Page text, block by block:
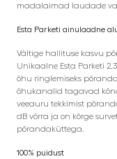
madalaimad laudade
Esta Parketi ainulaadne
Vältige hallituse kasvu
Unikaalne Esta Parketi
õhu ringlemiseks
õhukanalid tagavad
veeauru tekkimist
dB võrra ja on kõrge
põrandaküttega.
100% puidust